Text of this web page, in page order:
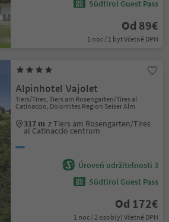
Südtirol Guest Pass
Od 89€
1 noc / 1 byt Včetně DPH
Alpinhotel Vajolet
Tiers/Tires, Tiers am Rosengarten/Tires al
Catinaccio, Dolomites Region Seiser Alm
317 m z Tiers am Rosengarten/Tires
al Catinaccio centrum
Úroveň udržitelnosti 3
Südtirol Guest Pass
Od 172€
1 noc / 2 osob(y) Včetně DPH